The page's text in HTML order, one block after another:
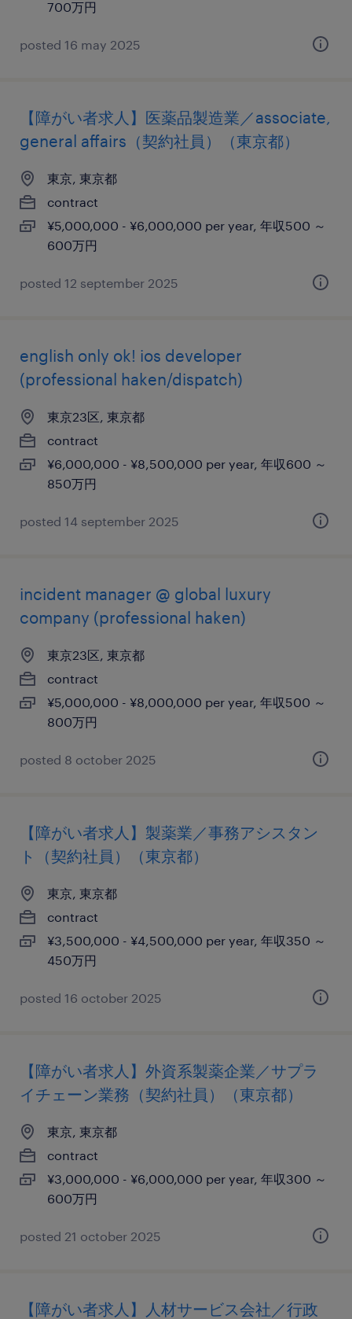
700万円
posted 16 may 2025
【障がい者求人】医薬品製造業／associate,
general affairs（契約社員）（東京都）
東京, 東京都
contract
¥5,000,000 - ¥6,000,000 per year, 年収500 ～
600万円
posted 12 september 2025
english only ok! ios developer
(professional haken/dispatch)
東京23区, 東京都
contract
¥6,000,000 - ¥8,500,000 per year, 年収600 ～
850万円
posted 14 september 2025
incident manager @ global luxury
company (professional haken)
東京23区, 東京都
contract
¥5,000,000 - ¥8,000,000 per year, 年収500 ～
800万円
posted 8 october 2025
【障がい者求人】製薬業／事務アシスタン
ト（契約社員）（東京都）
東京, 東京都
contract
¥3,500,000 - ¥4,500,000 per year, 年収350 ～
450万円
posted 16 october 2025
【障がい者求人】外資系製薬企業／サプラ
イチェーン業務（契約社員）（東京都）
東京, 東京都
contract
¥3,000,000 - ¥6,000,000 per year, 年収300 ～
600万円
posted 21 october 2025
【障がい者求人】人材サービス会社／行政